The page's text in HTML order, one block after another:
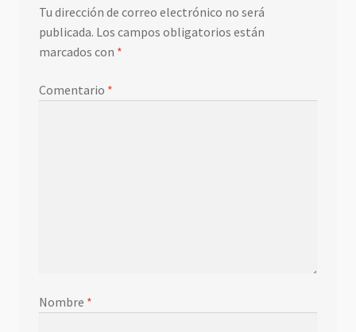
Tu dirección de correo electrónico no será
publicada. Los campos obligatorios están
marcados con *
Comentario *
Nombre *